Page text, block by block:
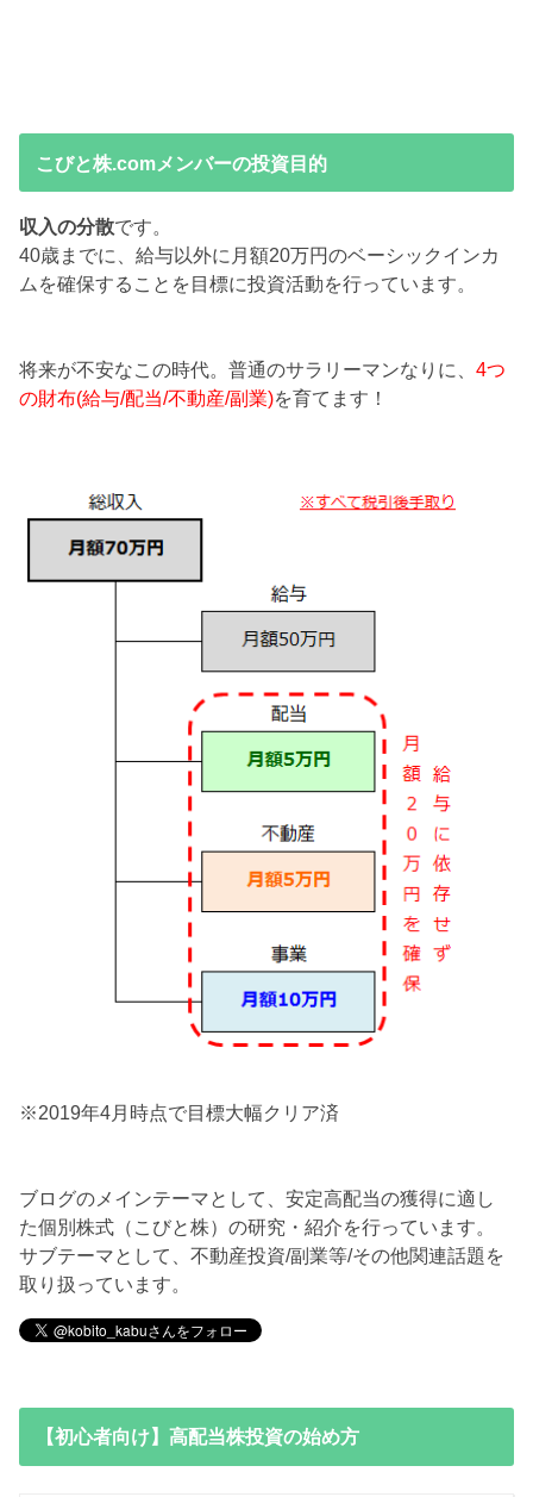
こびと株.comメンバーの投資目的
収入の分散です。
40歳までに、給与以外に月額20万円のベーシックインカ
ムを確保することを目標に投資活動を行っています。
将来が不安なこの時代。普通のサラリーマンなりに、4つ
の財布(給与/配当/不動産/副業)を育てます！
※2019年4月時点で目標大幅クリア済
ブログのメインテーマとして、安定高配当の獲得に適し
た個別株式（こびと株）の研究・紹介を行っています。
サブテーマとして、不動産投資/副業等/その他関連話題を
取り扱っています。
【初心者向け】高配当株投資の始め方